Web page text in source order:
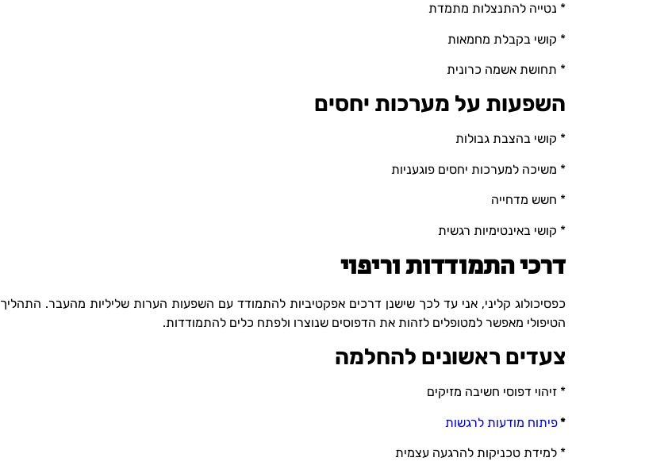
* נטייה להתנצלות מתמדת
* קושי בקבלת מחמאות
* תחושת אשמה כרונית
השפעות על מערכות יחסים
* קושי בהצבת גבולות
* משיכה למערכות יחסים פוגעניות
* חשש מדחייה
* קושי באינטימיות רגשית
דרכי התמודדות וריפוי
כפסיכולוג קליני, אני עד לכך שישנן דרכים אפקטיביות להתמודד עם השפעות הערות שליליות מהעבר. התהליך
הטיפולי מאפשר למטופלים לזהות את הדפוסים שנוצרו ולפתח כלים להתמודדות.
צעדים ראשונים להחלמה
* זיהוי דפוסי חשיבה מזיקים
*פיתוח מודעות לרגשות
* למידת טכניקות להרגעה עצמית